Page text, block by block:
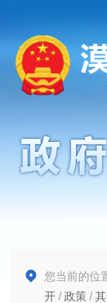
您当前的位
开 /政策 /